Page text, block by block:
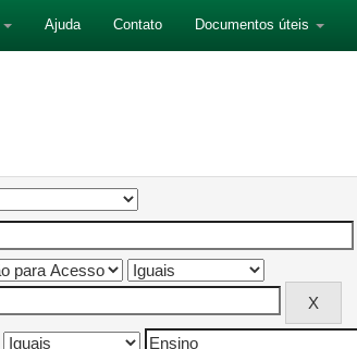
Ajuda Contato Documentos úteis